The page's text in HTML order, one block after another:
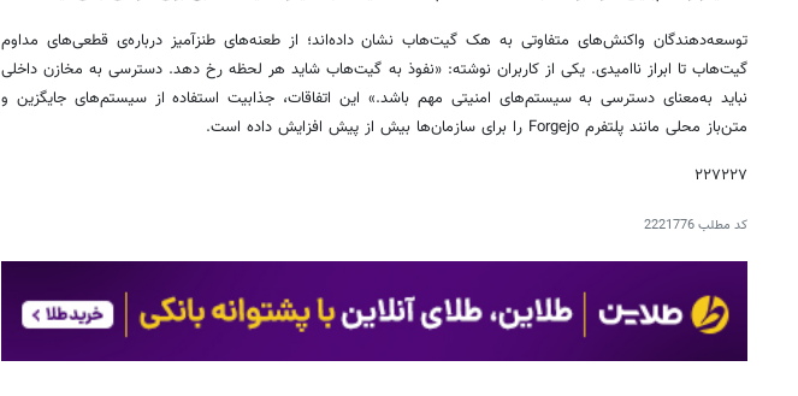
توسعه‌دهندگان واکنش‌های متفاوتی به هک گیت‌هاب نشان داده‌اند؛ از طعنه‌های طنزآمیز درباره‌ی قطعی‌های مداوم
گیت‌هاب تا ابراز ناامیدی. یکی از کاربران نوشته: «نفوذ به گیت‌هاب شاید هر لحظه رخ دهد. دسترسی به مخازن داخلی
نباید به‌معنای دسترسی به سیستم‌های امنیتی مهم باشد.» این اتفاقات، جذابیت استفاده از سیستم‌های جایگزین و
متن‌باز محلی مانند پلتفرم Forgejo را برای سازمان‌ها بیش از پیش افزایش داده است.
۲۲۷۲۲۷
کد مطلب2221776